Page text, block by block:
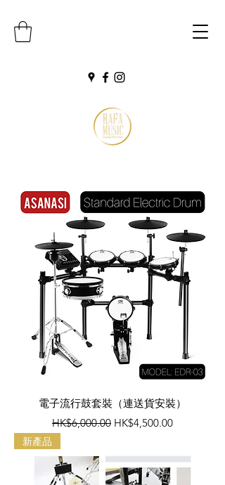
電子流行鼓套裝（連送貨安裝）
一般價格
HK$6,000.00 促銷價格
HK$4,500.00
新產品